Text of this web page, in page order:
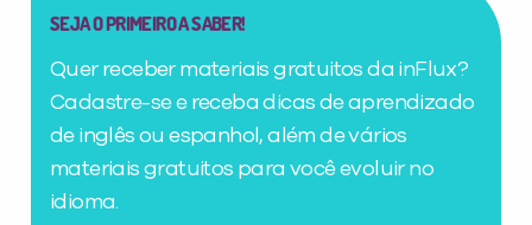
SEJA O PRIMEIRO A SABER!
Quer receber materiais gratuitos da inFlux?
Cadastre-se e receba dicas de aprendizado
de inglês ou espanhol, além de vários
materiais gratuitos para você evoluir no
idioma.